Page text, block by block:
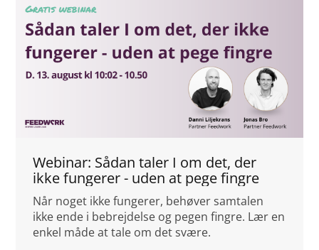
Webinar: Sådan taler I om det, der
ikke fungerer - uden at pege fingre
Når noget ikke fungerer, behøver samtalen
ikke ende i bebrejdelse og pegen fingre. Lær en
enkel måde at tale om det svære.